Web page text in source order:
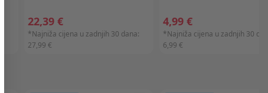
22,39 €
*Najniža cijena u zadnjih 30 dana:
27,99 €
4,99 €
*Najniža cijena u zadnjih 30
6,99 €